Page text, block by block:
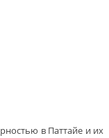
в Паттайе и их